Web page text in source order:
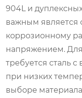
904L и
важным является
коррозионному
напряжением.
требуется сталь
при низких
выборе